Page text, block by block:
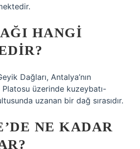
HANGI
Dağları, Antalya’nın
üzerinde kuzeybatı-
uzanan bir dağ sırasıdır.
NE KADAR